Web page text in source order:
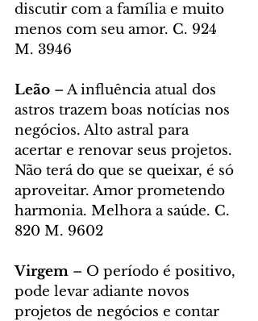
discutir com a família e muito
menos com seu amor. C. 924
M. 3946
Leão – A influência atual dos
astros trazem boas notícias nos
negócios. Alto astral para
acertar e renovar seus projetos.
Não terá do que se queixar, é só
aproveitar. Amor prometendo
harmonia. Melhora a saúde. C.
820 M. 9602
Virgem – O período é positivo,
pode levar adiante novos
projetos de negócios e contar